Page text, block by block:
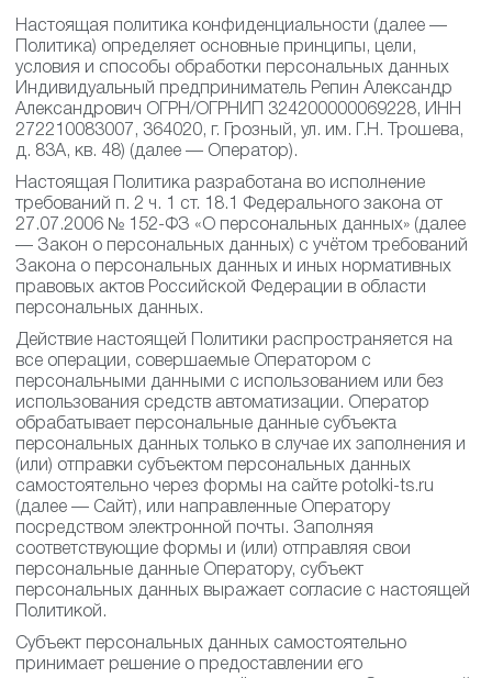
Настоящая политика конфиденциальности (далее —
Политика) определяет основные принципы, цели,
условия и способы обработки персональных данных
Индивидуальный предприниматель Репин Александр
Александрович ОГРН/ОГРНИП 324200000069228, ИНН
272210083007, 364020, г. Грозный, ул. им. Г.Н. Трошева,
д. 83А, кв. 48) (далее — Оператор).
Настоящая Политика разработана во исполнение
требований п. 2 ч. 1 ст. 18.1 Федерального закона от
27.07.2006 № 152-ФЗ «О персональных данных» (далее
— Закон о персональных данных) с учётом требований
Закона о персональных данных и иных нормативных
правовых актов Российской Федерации в области
персональных данных.
Действие настоящей Политики распространяется на
все операции, совершаемые Оператором с
персональными данными с использованием или без
использования средств автоматизации. Оператор
обрабатывает персональные данные субъекта
персональных данных только в случае их заполнения и
(или) отправки субъектом персональных данных
самостоятельно через формы на сайте potolki-ts.ru
(далее — Сайт), или направленные Оператору
посредством электронной почты. Заполняя
соответствующие формы и (или) отправляя свои
персональные данные Оператору, субъект
персональных данных выражает согласие с настоящей
Политикой.
Субъект персональных данных самостоятельно
принимает решение о предоставлении его